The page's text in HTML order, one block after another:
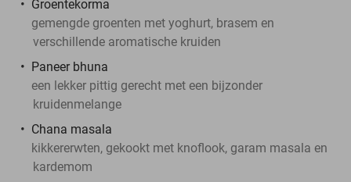
Groentekorma
gemengde groenten met yoghurt, brasem en
verschillende aromatische kruiden
Paneer bhuna
een lekker pittig gerecht met een bijzonder
kruidenmelange
Chana masala
kikkererwten, gekookt met knoflook, garam masala en
kardemom